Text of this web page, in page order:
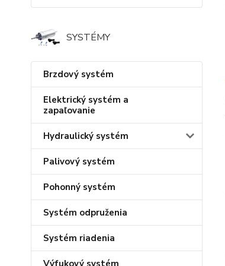
SYSTÉMY
Brzdový systém
Elektrický systém a
zapaľovanie
Hydraulický systém
Palivový systém
Pohonný systém
Systém odpruženia
Systém riadenia